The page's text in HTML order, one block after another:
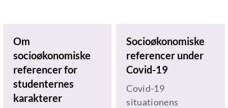
Om
socioøkonomiske
referencer for
studenternes
karakterer
Socioøkonomiske
referencer under
Covid-19
Covid-19
situationens